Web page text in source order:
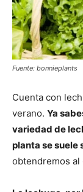
Fuente: bonnieplants
Cuenta con
verano. Ya
variedad de
planta se suele
obtendremos al